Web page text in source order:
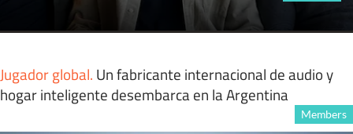
Jugador global. Un fabricante internacional de audio y
hogar inteligente desembarca en la Argentina
Members